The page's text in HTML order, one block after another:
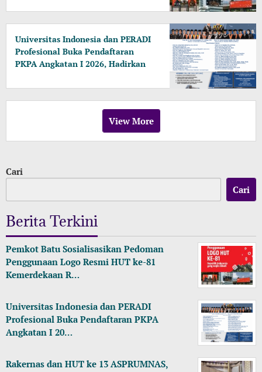
Universitas Indonesia dan PERADI
Profesional Buka Pendaftaran
PKPA Angkatan I 2026, Hadirkan
hingga KPK
View More
Cari
Cari
Berita Terkini
Pemkot Batu Sosialisasikan Pedoman
Penggunaan Logo Resmi HUT ke-81
Kemerdekaan R…
Universitas Indonesia dan PERADI
Profesional Buka Pendaftaran PKPA
Angkatan I 20…
Rakernas dan HUT ke 13 ASPRUMNAS,